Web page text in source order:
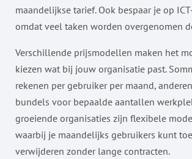
maandelijkse tarief. Ook bespaar je op
omdat veel taken worden overgenomen
Verschillende prijsmodellen maken het
kiezen wat bij jouw organisatie past.
rekenen per gebruiker per maand,
bundels voor bepaalde aantallen
groeiende organisaties zijn flexibele
waarbij je maandelijks gebruikers kunt
verwijderen zonder lange contracten.